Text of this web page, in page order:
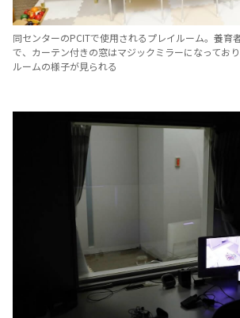
同センターのPCITで使用されるプレイルーム。養育
で、カーテン付きの窓はマジックミラーになってお
ルームの様子が見られる